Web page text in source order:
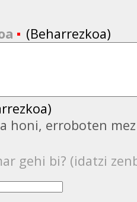
(Beharrezkoa)
honi, erroboten
gehi bi? (idatzi